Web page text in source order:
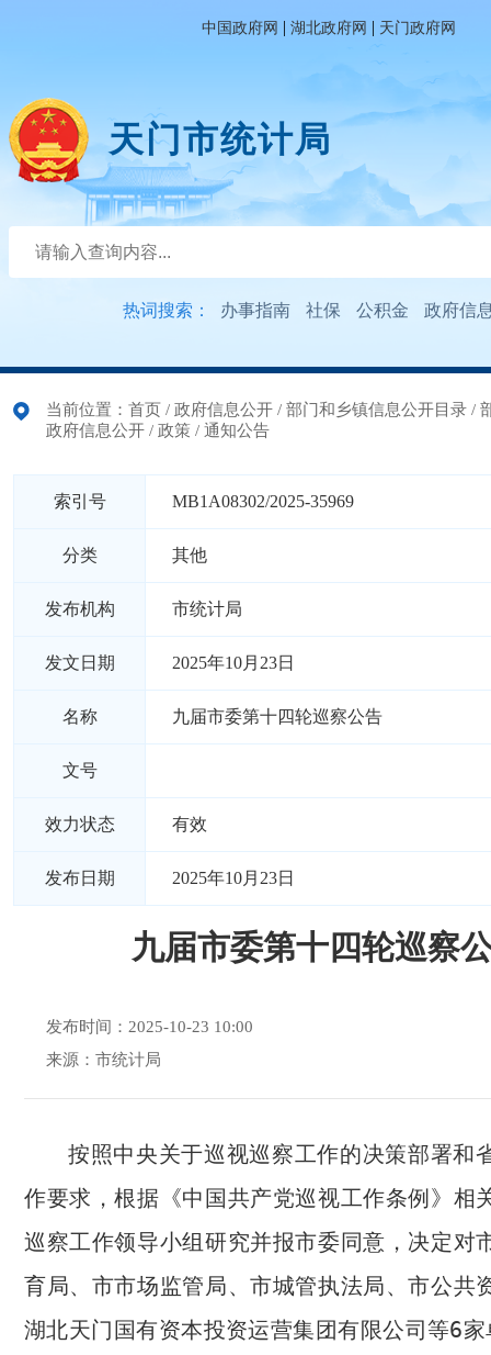
中国政府网 | 湖北政府网 | 天门政府网
天门市统计局
热词搜索： 办事指南 社保 公积金 政府信
当前位置： 首页 / 政府信息公开 / 部门和乡镇信息公开目录 /
政府信息公开 / 政策 / 通知公告
索引号 MB1A08302/2025-35969
分类 其他
发布机构 市统计局
发文日期 2025年10月23日
名称 九届市委第十四轮巡察公告
文号
效力状态 有效
发布日期 2025年10月23日
九届市委第十四轮巡察
发布时间：2025-10-23 10:00
来源：市统计局
按照中央关于巡视巡察工作的决策部署和
作要求，根据《中国共产党巡视工作条例》相
巡察工作领导小组研究并报市委同意，决定对
育局、市市场监管局、市城管执法局、市公共
湖北天门国有资本投资运营集团有限公司等6